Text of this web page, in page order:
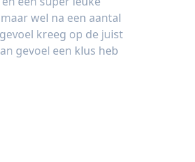
wel na een aantal
kreeg op de juist
gevoel een klus heb